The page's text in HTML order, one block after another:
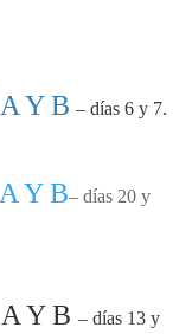
Y B – días 6 y 7.
Y B– días 20 y
Y B – días 13 y